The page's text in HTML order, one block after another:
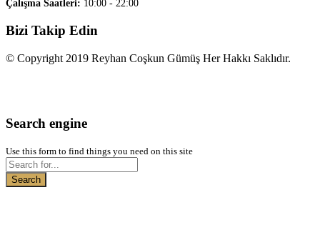
Çalışma Saatleri: 10:00 - 22:00
Bizi Takip Edin
© Copyright 2019 Reyhan Coşkun Gümüş Her Hakkı Saklıdır.
Search engine
Use this form to find things you need on this site
Search